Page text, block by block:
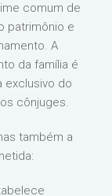
comum de
patrimônio e
A
da família é
exclusivo do
cônjuges.
também a